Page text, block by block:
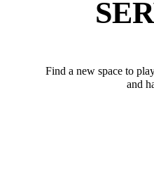
Find a new space to
and